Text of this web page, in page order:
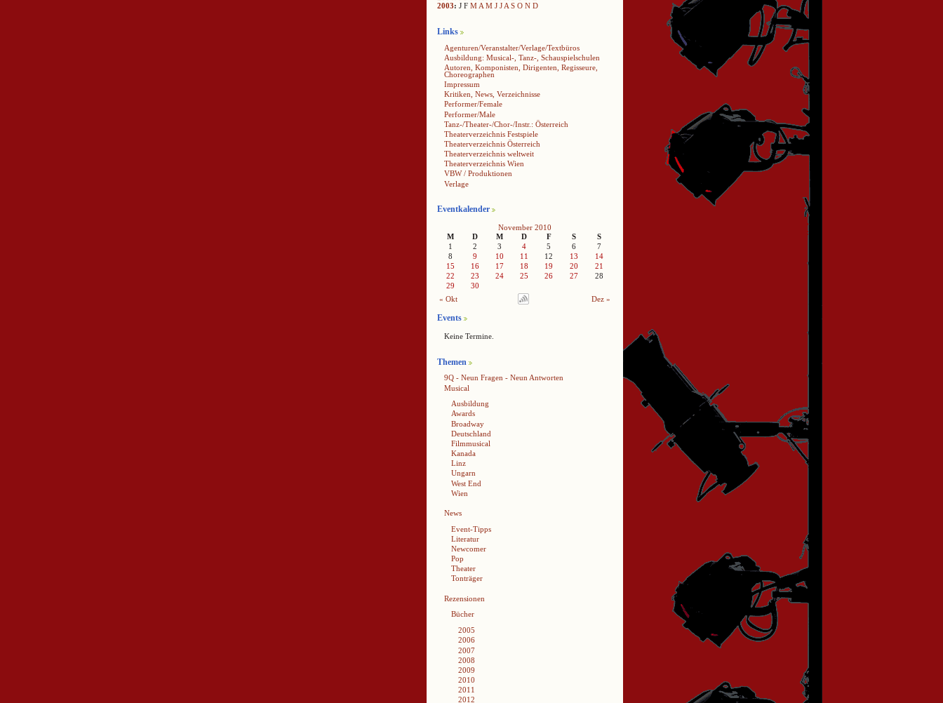
2003: J F M A M J J A S O N D
Links
Agenturen/Veranstalter/Verlage/Textbüros
Ausbildung: Musical-, Tanz-, Schauspielschulen
Autoren, Komponisten, Dirigenten, Regisseure,
Choreographen
Impressum
Kritiken, News, Verzeichnisse
Performer/Female
Performer/Male
Tanz-/Theater-/Chor-/Instr.: Österreich
Theaterverzeichnis Festspiele
Theaterverzeichnis Österreich
Theaterverzeichnis weltweit
Theaterverzeichnis Wien
VBW / Produktionen
Verlage
Eventkalender
November 2010
M
D M D F S
S
1
2 3 4 5 6
7
8
9 10 11 12 13
14
15
16 17 18 19 20
21
22
23 24 25 26 27
28
29
30
« Okt
Dez »
Events
Keine Termine.
Themen
9Q - Neun Fragen - Neun Antworten
Musical
Ausbildung
Awards
Broadway
Deutschland
Filmmusical
Kanada
Linz
Ungarn
West End
Wien
News
Event-Tipps
Literatur
Newcomer
Pop
Theater
Tonträger
Rezensionen
Bücher
2005
2006
2007
2008
2009
2010
2011
2012